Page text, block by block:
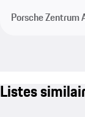
Porsche Zentrum
Listes